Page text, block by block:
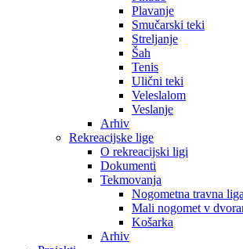
Plavanje
Smučarski teki
Streljanje
Šah
Tenis
Ulični teki
Veleslalom
Veslanje
Arhiv
Rekreacijske lige
O rekreacijski ligi
Dokumenti
Tekmovanja
Nogometna travna liga
Mali nogomet v
Košarka
Arhiv